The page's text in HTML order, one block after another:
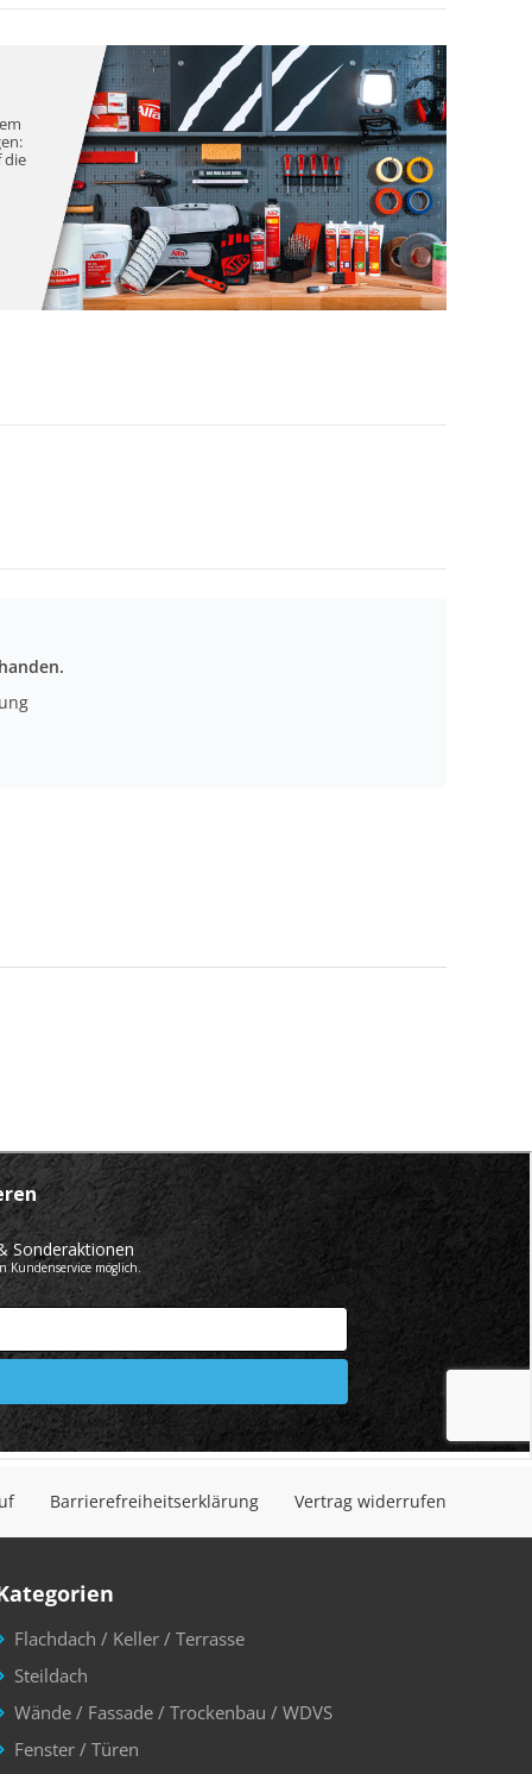
die
Barrierefreiheitserklärung Vertrag widerrufen
Flachdach / Keller / Terrasse
Steildach
Wände / Fassade / Trockenbau / WDVS
Fenster / Türen